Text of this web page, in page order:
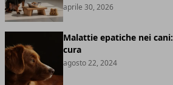
aprile 30, 2026
Malattie epatiche nei
cura
agosto 22, 2024